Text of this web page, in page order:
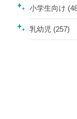
小学生向け
乳幼児 (257)